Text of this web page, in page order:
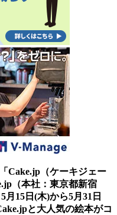
Cake.jp（ケーキジェー
（本社：東京都新宿
15日(木)から5月31日
と大人気の絵本がコ